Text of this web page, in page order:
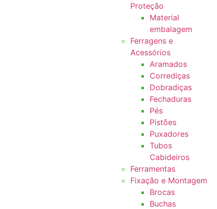
Proteção
Material
embalagem
Ferragens e
Acessórios
Aramados
Corrediças
Dobradiças
Fechaduras
Pés
Pistões
Puxadores
Tubos
Cabideiros
Ferramentas
Fixação e Montagem
Brocas
Buchas